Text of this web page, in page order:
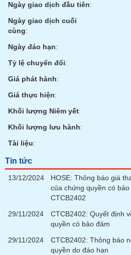
Ngày giao dịch đầu tiên:
Ngày giao dịch cuối
cùng:
Ngày đáo hạn:
Tỷ lệ chuyển đổi:
Giá phát hành:
Giá thực hiện:
Khối lượng Niêm yết:
Khối lượng lưu hành:
Tài liệu:
Tin tức
13/12/2024
HOSE: Thông báo giá
của chứng quyền có
CTCB2402
29/11/2024
CTCB2402: Quyết định
quyền có bảo đảm
29/11/2024
CTCB2402: Thông báo
quyền do đáo hạn
tài
chính
Công
đầu
tư
Truyền
thông
tài
Dữ